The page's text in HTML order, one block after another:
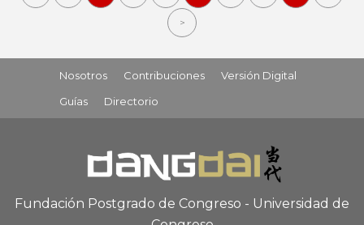
>
Nosotros Contribuciones
Versión Digital
Guías
Directorio
Fundación Postgrado de Congreso - Universidad de